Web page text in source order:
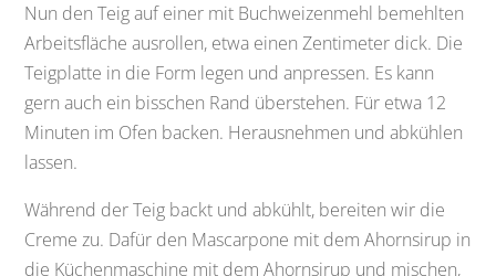
Nun den Teig auf einer mit Buchweizenmehl bemehlten
Arbeitsfläche ausrollen, etwa einen Zentimeter dick. Die
Teigplatte in die Form legen und anpressen. Es kann
gern auch ein bisschen Rand überstehen. Für etwa 12
Minuten im Ofen backen. Herausnehmen und abkühlen
lassen.
Während der Teig backt und abkühlt, bereiten wir die
Creme zu. Dafür den Mascarpone mit dem Ahornsirup in
die Küchenmaschine mit dem Ahornsirup und mischen,